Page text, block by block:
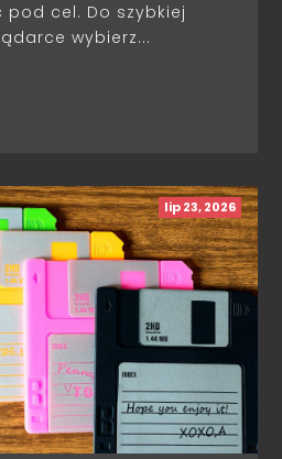
pod cel. Do szybkiej
wybierz...
lip 23, 2026